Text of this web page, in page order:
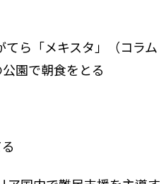
ら「メキスタ」（コラム
園で朝食をとる